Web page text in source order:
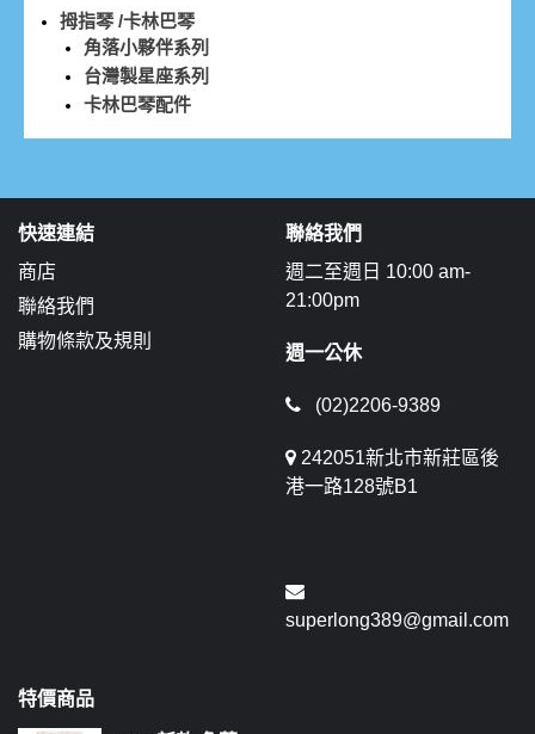
拇指琴 /卡林巴琴
角落小夥伴系列
台灣製星座系列
卡林巴琴配件
快速連結
商店
聯絡我們
購物條款及規則
聯絡我們
週二至週日 10:00 am-
21:00pm
週一公休
(02)2206-9389
242051新北市新莊區後
港一路128號B1
superlong389@gmail.com
特價商品